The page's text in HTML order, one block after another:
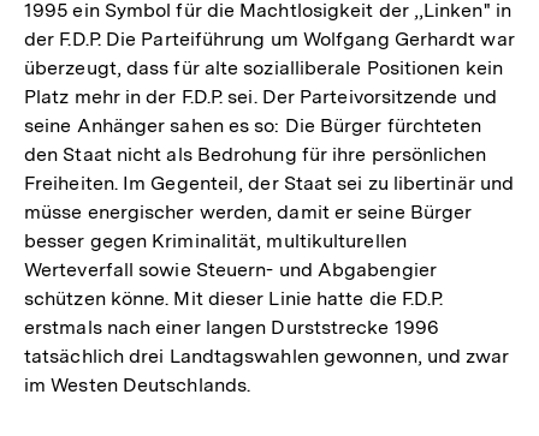
1995 ein Symbol für die Machtlosigkeit der ,,Linken" in
der F.D.P. Die Parteiführung um Wolfgang Gerhardt war
überzeugt, dass für alte sozialliberale Positionen kein
Platz mehr in der F.D.P. sei. Der Parteivorsitzende und
seine Anhänger sahen es so: Die Bürger fürchteten
den Staat nicht als Bedrohung für ihre persönlichen
Freiheiten. Im Gegenteil, der Staat sei zu libertinär und
müsse energischer werden, damit er seine Bürger
besser gegen Kriminalität, multikulturellen
Werteverfall sowie Steuern- und Abgabengier
schützen könne. Mit dieser Linie hatte die F.D.P.
erstmals nach einer langen Durststrecke 1996
tatsächlich drei Landtagswahlen gewonnen, und zwar
im Westen Deutschlands.